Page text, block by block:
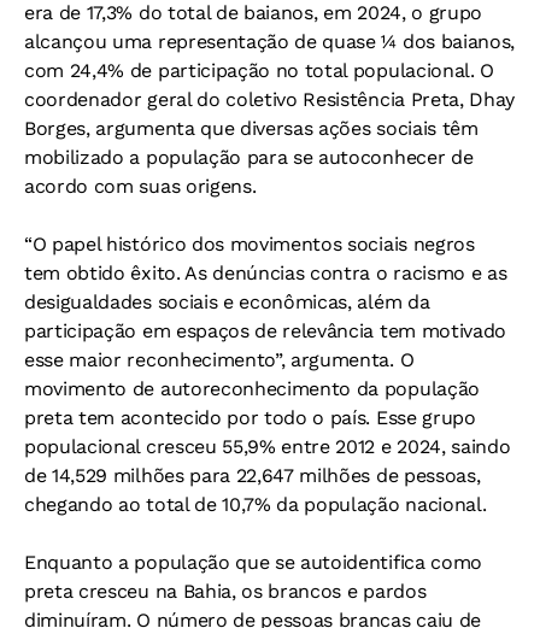
era de 17,3% do total de baianos, em 2024, o grupo
alcançou uma representação de quase ¼ dos baianos,
com 24,4% de participação no total populacional. O
coordenador geral do coletivo Resistência Preta, Dhay
Borges, argumenta que diversas ações sociais têm
mobilizado a população para se autoconhecer de
acordo com suas origens.
“O papel histórico dos movimentos sociais negros
tem obtido êxito. As denúncias contra o racismo e as
desigualdades sociais e econômicas, além da
participação em espaços de relevância tem motivado
esse maior reconhecimento”, argumenta. O
movimento de autoreconhecimento da população
preta tem acontecido por todo o país. Esse grupo
populacional cresceu 55,9% entre 2012 e 2024, saindo
de 14,529 milhões para 22,647 milhões de pessoas,
chegando ao total de 10,7% da população nacional.
Enquanto a população que se autoidentifica como
preta cresceu na Bahia, os brancos e pardos
diminuíram. O número de pessoas brancas caiu de